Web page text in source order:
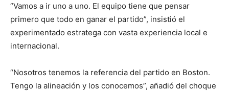
“Vamos a ir uno a uno. El equipo tiene que pensar
primero que todo en ganar el partido”, insistió el
experimentado estratega con vasta experiencia local e
internacional.
“Nosotros tenemos la referencia del partido en Boston.
Tengo la alineación y los conocemos”, añadió del choque